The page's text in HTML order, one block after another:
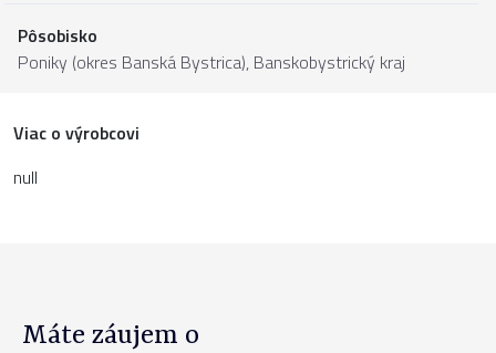
Pôsobisko
Poniky (okres Banská Bystrica), Banskobystrický kraj
Viac o výrobcovi
null
Máte záujem o